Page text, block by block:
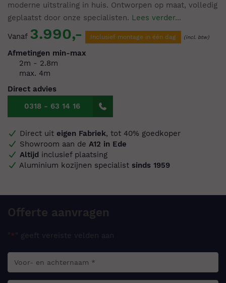
moderne uitstraling in huis. Ontworpen op maat, volledig
geplaatst door onze specialisten. Lees verder...
Vanaf 3.990,- Inclusief montage in één dag (incl. btw)
Afmetingen min-max
2m - 2.8m
max. 4m
Direct advies
0318 - 63 14 16
Direct uit eigen Fabriek, tot 40% goedkoper
Showroom aan de A12 in Ede
Altijdinclusief plaatsing
Aluminium kozijnen specialist sinds 1959
Offerte aanvragen
"* " geeft vereiste velden aan
Uw
voor-
en